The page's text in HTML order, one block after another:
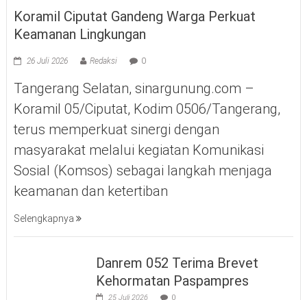
Koramil Ciputat Gandeng Warga Perkuat
Keamanan Lingkungan
26 Juli 2026 Redaksi 0
Tangerang Selatan, sinargunung.com –
Koramil 05/Ciputat, Kodim 0506/Tangerang,
terus memperkuat sinergi dengan
masyarakat melalui kegiatan Komunikasi
Sosial (Komsos) sebagai langkah menjaga
keamanan dan ketertiban
Selengkapnya
Danrem 052 Terima Brevet
Kehormatan Paspampres
25 Juli 2026 0